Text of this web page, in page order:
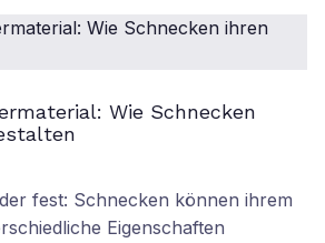
Wie Schnecken
fest: Schnecken können ihrem
Eigenschaften